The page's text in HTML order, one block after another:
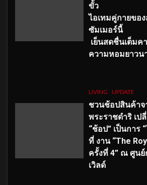
ขั้ว
ไอเทมคู่กายขอ
ซัมเมอร์นี้
เย็นสดชื่นเต็มค
ความหอมยาวน
LIVING UPDATE
ชวนช้อปสินค้าจ
พระราชดำริ เป
“ช้อป” เป็นการ
ที่ งาน “The
ครั้งที่ 4” ณ ศูน
เวิลด์